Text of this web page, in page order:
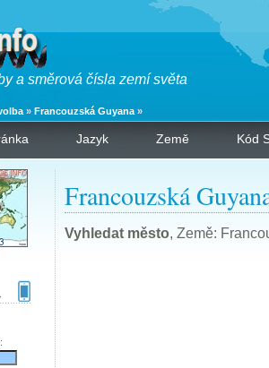
a směrová čísla zemí světa
» Francouzská Guyana »
Jazyk Země Kód
Francouzská
Vyhledat město, Země: